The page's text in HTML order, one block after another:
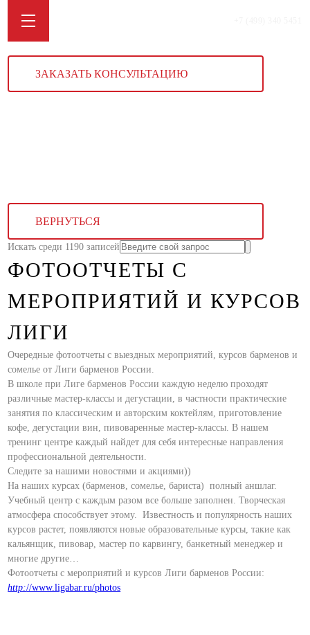
ЗАКАЗАТЬ КОНСУЛЬТАЦИЮ
ВЕРНУТЬСЯ
Искать среди 1190 записей
ФОТООТЧЕТЫ С
МЕРОПРИЯТИЙ И КУРСОВ
ЛИГИ
Очередные фотоотчеты с выездных мероприятий, курсов барменов и
сомелье от Лиги барменов России.
В школе при Лиге барменов России каждую неделю проходят
различные мастер-классы и дегустации, в частности практические
занятия по классическим и авторским коктейлям, приготовление
кофе, дегустации вин, пивоваренные мастер-классы. В нашем
тренинг центре каждый найдет для себя интересные направления
профессиональной деятельности.
Следите за нашими новостями и акциями))
На наших курсах (барменов, сомелье, бариста) полный аншлаг.
Учебный центр с каждым разом все больше заполнен. Творческая
атмосфера способствует этому. Известность и популярность наших
курсов растет, появляются новые образовательные курсы, такие как
кальянщик, пивовар, мастер по карвингу, банкетный менеджер и
многие другие…
Фотоотчеты с мероприятий и курсов Лиги барменов России:
http://www.ligabar.ru/photos